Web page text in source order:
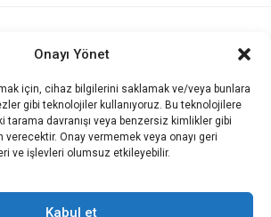
Onayı Yönet
için, cihaz bilgilerini saklamak ve/veya bunlara
gibi teknolojiler kullanıyoruz. Bu teknolojilere
tarama davranışı veya benzersiz kimlikler gibi
Onay vermemek veya onayı geri
ve işlevleri olumsuz etkileyebilir.
Kabul et